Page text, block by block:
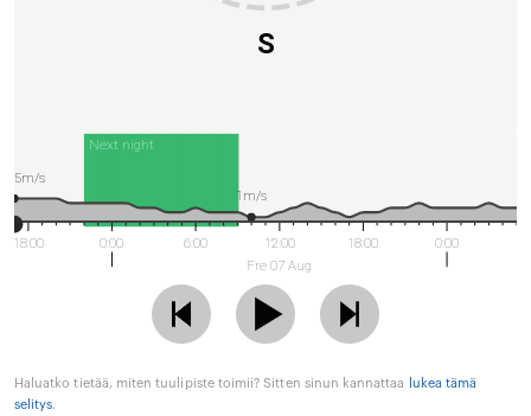
S
Next night
18:00 0:00 6:00
12:00
Fre 07 Aug
18:00 0:00
5m/s
1m/s
Haluatko tietää, miten tuulipiste toimii? Sitten sinun kannattaa
lukea tämä
selitys.